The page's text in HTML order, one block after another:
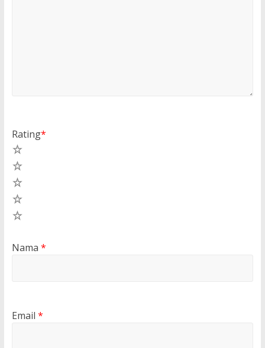
Rating*
Nama *
Email *